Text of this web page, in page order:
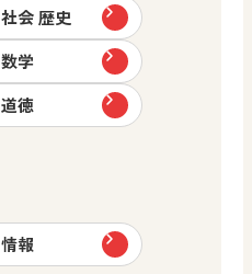
社会 歴史
数学
道徳
情報